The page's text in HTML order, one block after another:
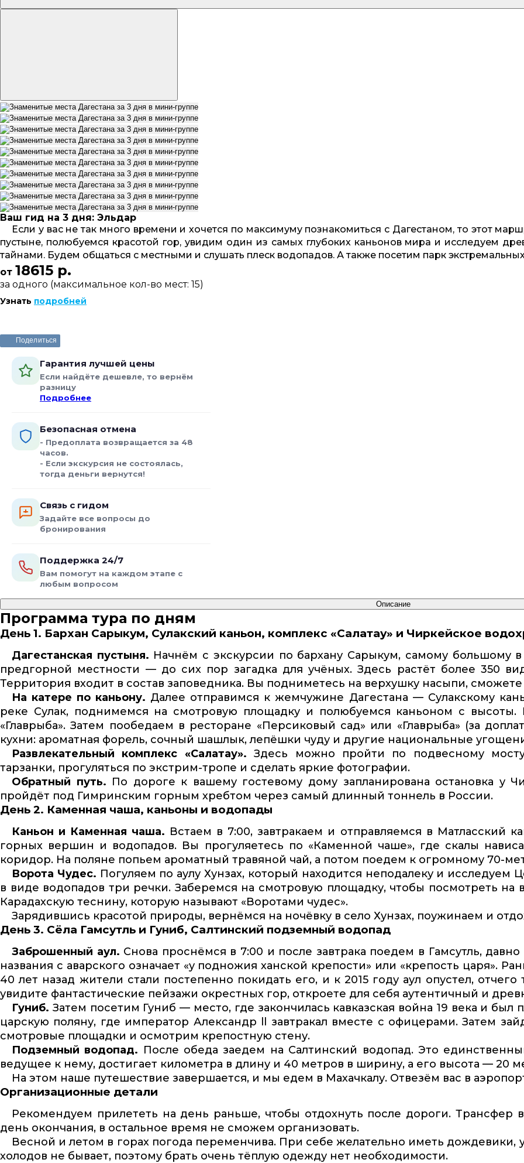
Ваш гид на 3 дня: Эльдар
Если у вас не так много времени и хочется по максимуму познакомиться с Дагестаном, то этот
пустыне, полюбуемся красотой гор, увидим один из самых глубоких каньонов мира и исследуем
тайнами. Будем общаться с местными и слушать плеск водопадов. А также посетим парк
от 18615 р.
за одного (максимальное кол-во мест: 15)
Узнать подробней
Поделиться
Гарантия лучшей цены
Если найдёте дешевле, то вернём
разницу
Подробнее
Безопасная отмена
- Предоплата возвращается за 48
часов.
- Если экскурсия не состоялась,
тогда деньги вернутся!
Связь с гидом
Задайте все вопросы до
бронирования
Поддержка 24/7
Вам помогут на каждом этапе с
любым вопросом
Описание
Программа тура по дням
День 1. Бархан Сарыкум, Сулакский каньон, комплекс «Салатау» и Чиркейское
Дагестанская пустыня. Начнём с экскурсии по бархану Сарыкум, самому
предгорной местности — до сих пор загадка для учёных. Здесь растёт более 350
Территория входит в состав заповедника. Вы подниметесь на верхушку насыпи,
На катере по каньону. Далее отправимся к жемчужине Дагестана — Сулакскому
реке Сулак, поднимемся на смотровую площадку и полюбуемся каньоном с высоты.
«Главрыба». Затем пообедаем в ресторане «Персиковый сад» или «Главрыба» (за
кухни: ароматная форель, сочный шашлык, лепёшки чуду и другие национальные
Развлекательный комплекс «Салатау». Здесь можно пройти по подвесному
тарзанки, прогуляться по экстрим-тропе и сделать яркие фотографии.
Обратный путь. По дороге к вашему гостевому дому запланирована остановка у
пройдёт под Гимринским горным хребтом через самый длинный тоннель в России.
День 2. Каменная чаша, каньоны и водопады
Каньон и Каменная чаша. Встаем в 7:00, завтракаем и отправляемся в
горных вершин и водопадов. Вы прогуляетесь по «Каменной чаше», где скалы
коридор. На поляне попьем ароматный травяной чай, а потом поедем к огромному 70-
Ворота Чудес. Погуляем по аулу Хунзах, который находится неподалеку и исследуем
в виде водопадов три речки. Заберемся на смотровую площадку, чтобы посмотреть
Карадахскую теснину, которую называют «Воротами чудес».
Зарядившись красотой природы, вернёмся на ночёвку в село Хунзах, поужинаем и
День 3. Сёла Гамсутль и Гуниб, Салтинский подземный водопад
Заброшенный аул. Снова проснёмся в 7:00 и после завтрака поедем в Гамсутль,
названия с аварского означает «у подножия ханской крепости» или «крепость царя».
40 лет назад жители стали постепенно покидать его, и к 2015 году аул опустел,
увидите фантастические пейзажи окрестных гор, откроете для себя аутентичный и
Гуниб. Затем посетим Гуниб — место, где закончилась кавказская война 19 века и
царскую поляну, где император Александр ll завтракал вместе с офицерами. Затем
смотровые площадки и осмотрим крепостную стену.
Подземный водопад. После обеда заедем на Салтинский водопад. Это
ведущее к нему, достигает километра в длину и 40 метров в ширину, а его высота — 20
На этом наше путешествие завершается, и мы едем в Махачкалу. Отвезём вас в
Организационные детали
Рекомендуем прилететь на день раньше, чтобы отдохнуть после дороги. Трансфер
день окончания, в остальное время не сможем организовать.
Весной и летом в горах погода переменчива. При себе желательно иметь
холодов не бывает, поэтому брать очень тёплую одежду нет необходимости.